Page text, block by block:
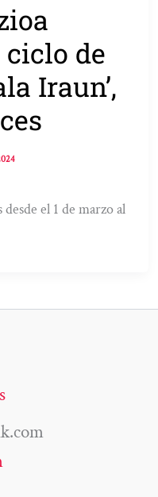
de
Iraun’,
el 1 de marzo al